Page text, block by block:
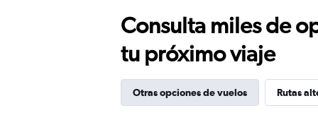
Consulta miles de
tu próximo viaje
Otras opciones de vuelos Rutas